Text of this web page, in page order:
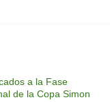
a la Fase
de la Copa Simon